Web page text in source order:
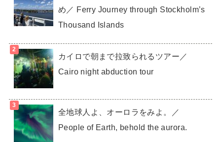
め／ Ferry Journey through Stockholm’s
Thousand Islands
カイロで朝まで拉致られるツアー／
Cairo night abduction tour
全地球人よ、オーロラをみよ。／
People of Earth, behold the aurora.